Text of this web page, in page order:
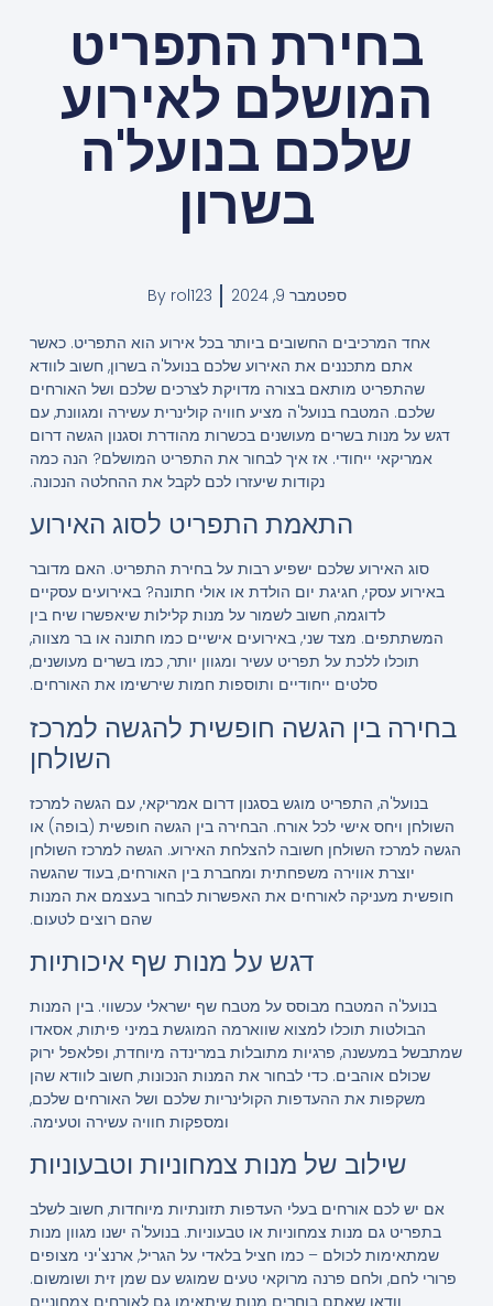
בחירת התפריט
המושלם לאירוע
שלכם בנועל'ה
בשרון
ספטמבר 9, 2024 Byrol123
אחד המרכיבים החשובים ביותר בכל אירוע הוא התפריט. כאשר
אתם מתכננים את האירוע שלכם בנועל'ה בשרון, חשוב לוודא
שהתפריט מותאם בצורה מדויקת לצרכים שלכם ושל האורחים
שלכם. המטבח בנועל'ה מציע חוויה קולינרית עשירה ומגוונת, עם
דגש על מנות בשרים מעושנים בכשרות מהודרת וסגנון הגשה דרום
אמריקאי ייחודי. אז איך לבחור את התפריט המושלם? הנה כמה
נקודות שיעזרו לכם לקבל את ההחלטה הנכונה.
התאמת התפריט לסוג האירוע
סוג האירוע שלכם ישפיע רבות על בחירת התפריט. האם מדובר
באירוע עסקי, חגיגת יום הולדת או אולי חתונה? באירועים עסקיים
לדוגמה, חשוב לשמור על מנות קלילות שיאפשרו שיח בין
המשתתפים. מצד שני, באירועים אישיים כמו חתונה או בר מצווה,
תוכלו ללכת על תפריט עשיר ומגוון יותר, כמו בשרים מעושנים,
סלטים ייחודיים ותוספות חמות שירשימו את האורחים.
בחירה בין הגשה חופשית להגשה למרכז
השולחן
בנועל'ה, התפריט מוגש בסגנון דרום אמריקאי, עם הגשה למרכז
השולחן ויחס אישי לכל אורח. הבחירה בין הגשה חופשית (בופה) או
הגשה למרכז השולחן חשובה להצלחת האירוע. הגשה למרכז השולחן
יוצרת אווירה משפחתית ומחברת בין האורחים, בעוד שהגשה
חופשית מעניקה לאורחים את האפשרות לבחור בעצמם את המנות
שהם רוצים לטעום.
דגש על מנות שף איכותיות
בנועל'ה המטבח מבוסס על מטבח שף ישראלי עכשווי. בין המנות
הבולטות תוכלו למצוא שווארמה המוגשת במיני פיתות, אסאדו
שמתבשל במעשנה, פרגיות מתובלות במרינדה מיוחדת, ופלאפל ירוק
שכולם אוהבים. כדי לבחור את המנות הנכונות, חשוב לוודא שהן
משקפות את ההעדפות הקולינריות שלכם ושל האורחים שלכם,
ומספקות חוויה עשירה וטעימה.
שילוב של מנות צמחוניות וטבעוניות
אם יש לכם אורחים בעלי העדפות תזונתיות מיוחדות, חשוב לשלב
בתפריט גם מנות צמחוניות או טבעוניות. בנועל'ה ישנו מגוון מנות
שמתאימות לכולם – כמו חציל בלאדי על הגריל, ארנצ'יני מצופים
פרורי לחם, ולחם פרנה מרוקאי טעים שמוגש עם שמן זית ושומשום.